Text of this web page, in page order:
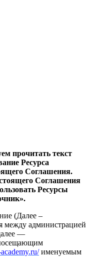
прочитать текст
Ресурса
Соглашения.
Соглашения
Ресурсы
(Далее –
между администрацией
—
именуемым